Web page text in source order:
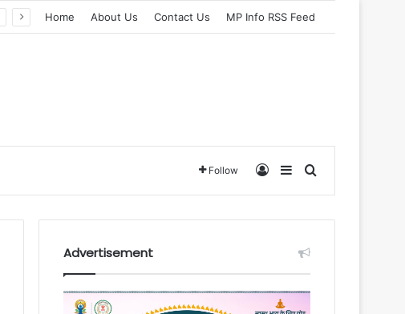
Home About Us Contact Us MP Info RSS Feed
Follow Log InSidebarSearch for
Advertisement